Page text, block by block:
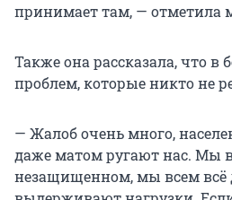
принимает там, — отметила
Также она рассказала, что в
проблем, которые никто не
— Жалоб очень много,
даже матом ругают нас. Мы
незащищенном, мы всем